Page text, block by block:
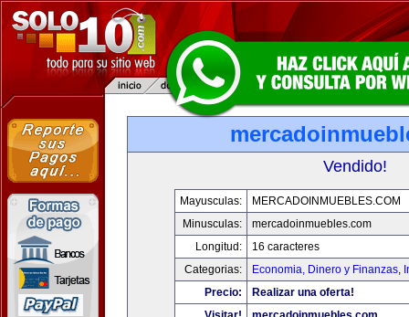
Vendido!
Mayusculas:
MERCADOINMUEBLES.COM
Minusculas:
mercadoinmuebles.com
Longitud:
16 caracteres
Categorias:
Economia, Dinero y Finanzas,
Precio:
Realizar una oferta!